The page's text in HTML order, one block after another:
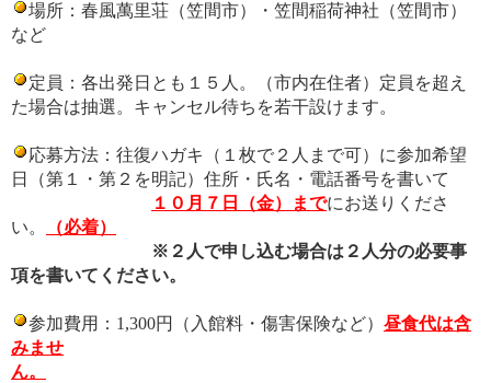
場所：春風萬里荘（笠間市）・笠間稲荷神社（笠間市）
など
定員：各出発日とも１５人。（市内在住者）定員を超え
た場合は抽選。キャンセル待ちを若干設けます。
応募方法：往復ハガキ（１枚で２人まで可）に参加希望
日（第１・第２を明記）住所・氏名・電話番号を書いて
１０月７日（金）までにお送りくださ
い。
（必着）
※２人で申し込む場合は２人分の必要事
項を書いてください。
参加費用：1,300円（入館料・傷害保険など） 昼食代は含
みませ
ん。